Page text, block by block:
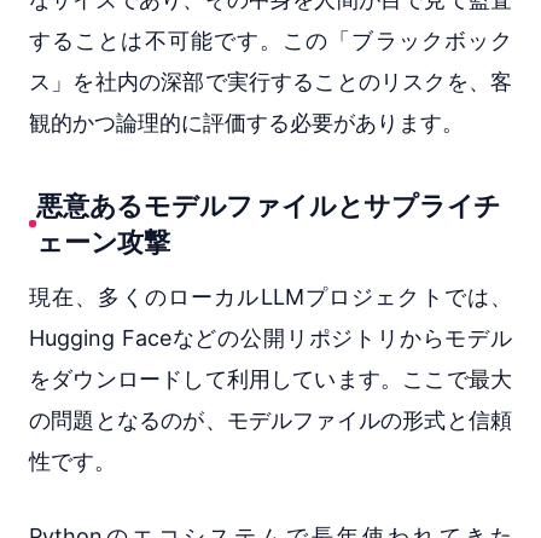
することは不可能です。この「ブラックボック
ス」を社内の深部で実行することのリスクを、客
観的かつ論理的に評価する必要があります。
悪意あるモデルファイルとサプライチ
ェーン攻撃
現在、多くのローカルLLMプロジェクトでは、
Hugging Faceなどの公開リポジトリからモデル
をダウンロードして利用しています。ここで最大
の問題となるのが、モデルファイルの形式と信頼
性です。